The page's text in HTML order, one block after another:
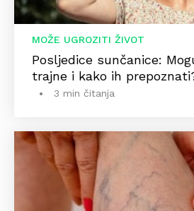
MOŽE UGROZITI ŽIVOT
Posljedice sunčanice:
trajne i kako ih
3 min čitanja